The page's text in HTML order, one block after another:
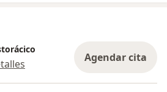
Agendar cita